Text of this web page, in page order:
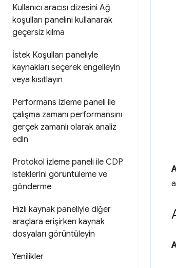
Kullanıcı aracısı dizesini Ağ
koşulları panelini kullanarak
geçersiz kılma
İstek Koşulları paneliyle
kaynakları seçerek engelleyin
veya kısıtlayın
Performans izleme paneli ile
çalışma zamanı performansını
gerçek zamanlı olarak analiz
edin
Protokol izleme paneli ile CDP
isteklerini görüntüleme ve
gönderme
Hızlı kaynak paneliyle diğer
araçlara erişirken kaynak
dosyaları görüntüleyin
Yenilikler